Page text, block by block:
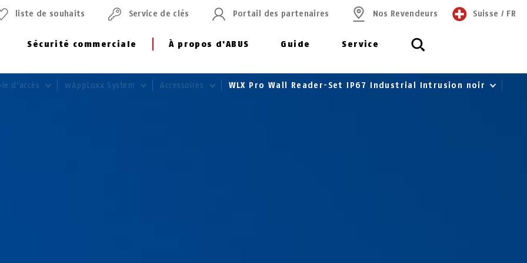
Sécurité commerciale À propos d'ABUS Guide Service
liste de souhaits Service de clés Portail des partenaires Nos Revendeurs Suisse / FR
d'accès wAppLoxx System Accessoires WLX Pro Wall Reader-Set IP67 Industrial Intrusion noir